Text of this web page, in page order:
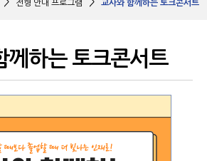
전형 안내 프로그램 교사와 함께하는 토크콘서트
께하는 토크콘서트